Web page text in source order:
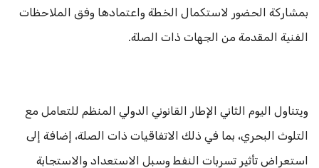
بمشاركة الحضور لاستكمال الخطة واعتمادها وفق الملاحظات
الفنية المقدمة من الجهات ذات الصلة.
ويتناول اليوم الثاني الإطار القانوني الدولي المنظم للتعامل مع
التلوث البحري، بما في ذلك الاتفاقيات ذات الصلة، إضافة إلى
استعراض تأثير تسربات النفط وسبل الاستعداد والاستجابة